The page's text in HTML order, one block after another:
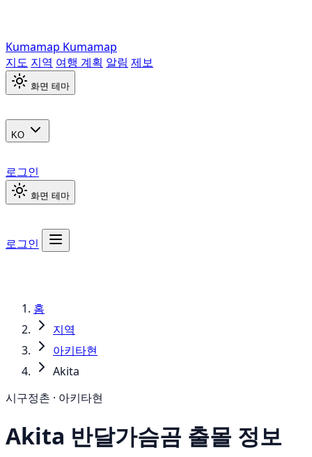
Kumamap Kumamap
지도 지역 여행 계획 알림 제보
화면 테마
KO
로그인
화면 테마
로그인
홈
지역
아키타현
Akita
시구정촌 · 아키타현
Akita 반달가슴곰 출몰 정보